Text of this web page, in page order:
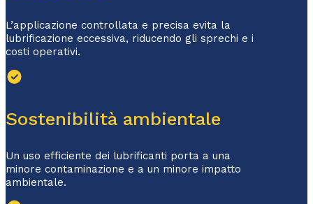
L’applicazione controllata e precisa evita la
lubrificazione eccessiva, riducendo gli sprechi e i
costi operativi.
Sostenibilità ambientale
Un uso efficiente dei lubrificanti porta a una
minore contaminazione e a un minore impatto
ambientale.